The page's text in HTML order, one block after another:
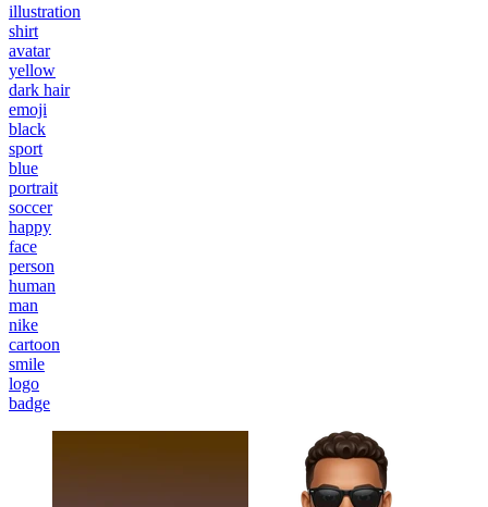
illustration
shirt
avatar
yellow
dark hair
emoji
black
sport
blue
portrait
soccer
happy
face
person
human
man
nike
cartoon
smile
logo
badge